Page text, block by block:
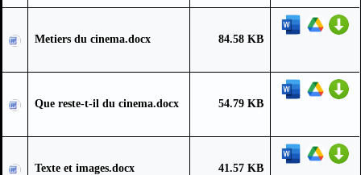
Metiers du cinema.docx 84.58 KB
Que reste-t-il du cinema.docx 54.79 KB
Texte et images.docx 41.57 KB